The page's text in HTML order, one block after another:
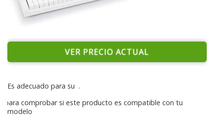
VER PRECIO ACTUAL
Es adecuado para su .
para comprobar si este producto es compatible con tu
modelo